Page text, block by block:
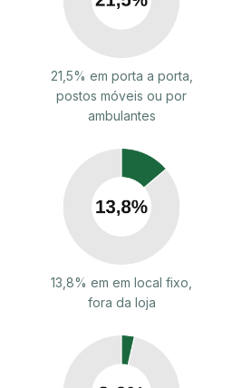
21,5% em porta a porta,
postos móveis ou por
ambulantes
13,8% em em local fixo,
fora da loja